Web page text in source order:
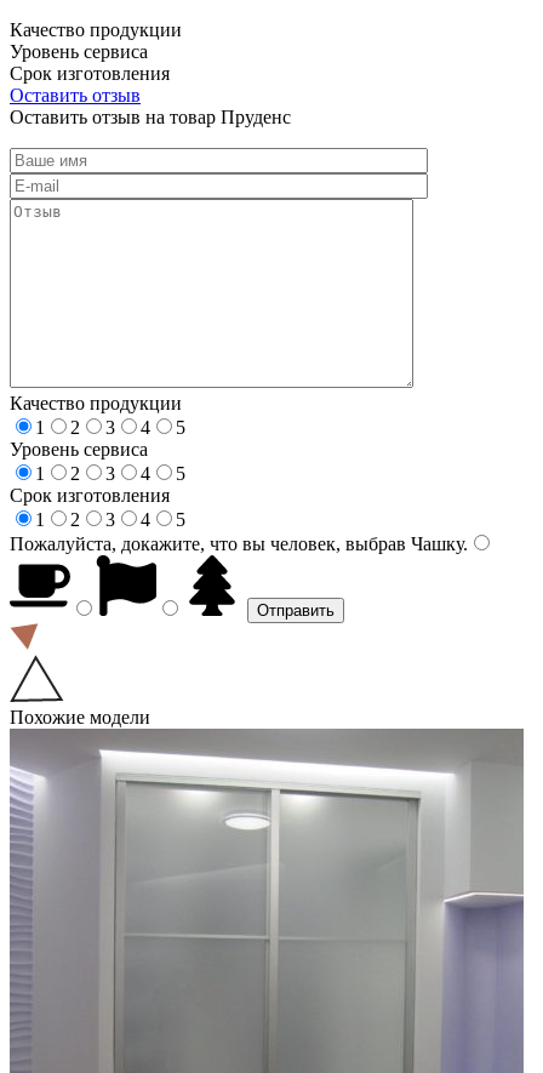
Качество продукции
Уровень сервиса
Срок изготовления
Оставить отзыв
Оставить отзыв на товар Пруденс
Качество продукции
1
2 3 4
5
Уровень сервиса
1
2 3 4
5
Срок изготовления
1
2 3 4
5
Пожалуйста, докажите, что вы человек, выбрав Чашку.
Похожие модели